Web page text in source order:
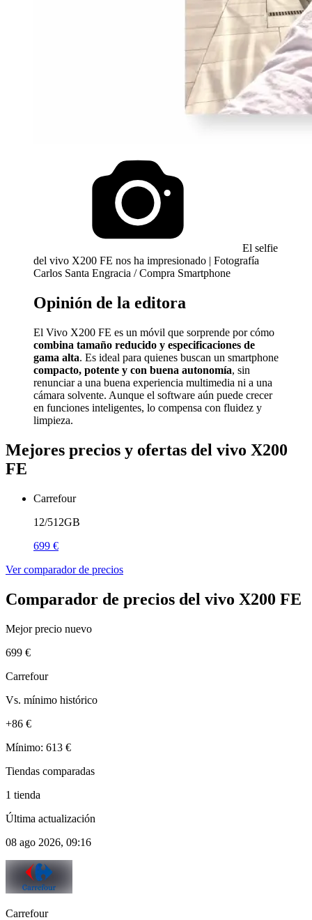
El selfie
del vivo X200 FE nos ha impresionado | Fotografía
Carlos Santa Engracia / Compra Smartphone
Opinión de la editora
El Vivo X200 FE es un móvil que sorprende por cómo
combina tamaño reducido y especificaciones de
gama alta. Es ideal para quienes buscan un smartphone
compacto, potente y con buena autonomía, sin
renunciar a una buena experiencia multimedia ni a una
cámara solvente. Aunque el software aún puede crecer
en funciones inteligentes, lo compensa con fluidez y
limpieza.
Mejores precios y ofertas del vivo X200
FE
Carrefour
12/512GB
699 €
Ver comparador de precios
Comparador de precios del vivo X200 FE
Mejor precio nuevo
699 €
Carrefour
Vs. mínimo histórico
+86 €
Mínimo: 613 €
Tiendas comparadas
1 tienda
Última actualización
08 ago 2026, 09:16
Carrefour